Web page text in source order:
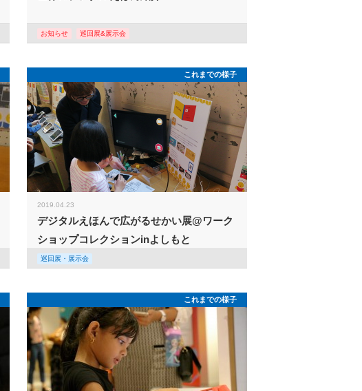
お知らせ 巡回展&展示会
これまでの様子
2019.04.23
デジタルえほんで広がるせかい展@ワーク
ショップコレクションinよしもと
巡回展・展示会
これまでの様子